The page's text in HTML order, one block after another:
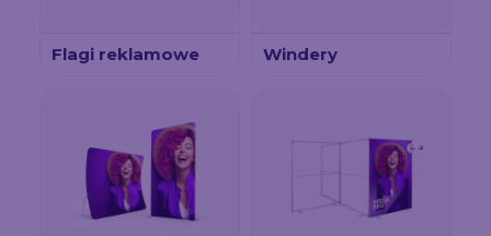
Flagi reklamowe Windery